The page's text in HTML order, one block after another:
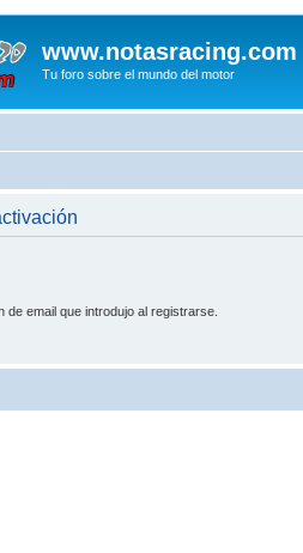
www.notasracing.com
Tu foro sobre el mundo del motor
de email que introdujo al registrarse.